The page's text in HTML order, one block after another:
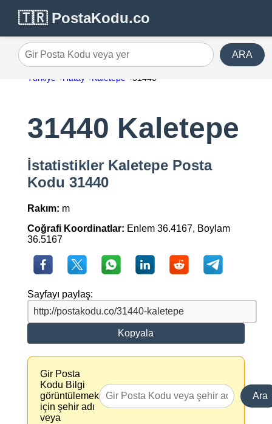
🇹🇷 PostaKodu.co
Gir Posta Kodu veya yer ARA
Türkiye Hatay Kaletepe 31440
31440 Kaletepe
İstatistikler Kaletepe Posta
Kodu 31440
Rakım: m
Coğrafi Koordinatlar: Enlem 36.4167, Boylam
36.5167
Sayfayı paylaş:
Kopyala
Gir Posta
Kodu Bilgi
görüntülemek
için şehir adı
veya
Ara